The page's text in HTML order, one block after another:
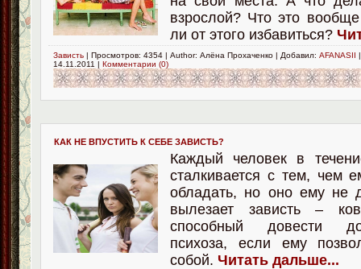
взрослой? Что это
ли от этого избавиться?
Зависть | Просмотров: 4354 | Author: Алёна Прохаченко | Добавил: AFANASII
14.11.2011 | Комментарии (0)
КАК НЕ ВПУСТИТЬ К СЕБЕ ЗАВИСТЬ?
Каждый человек в
сталкивается с тем, чем
обладать, но оно ему не
вылезает зависть –
способный довести
психоза, если ему
собой. Читать дальше...